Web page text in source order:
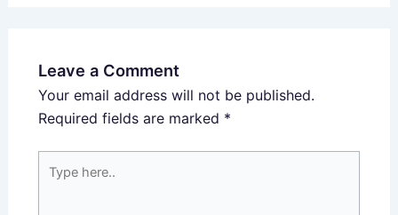
Leave a Comment
Your email address will not be published.
Required fields are marked *
here..